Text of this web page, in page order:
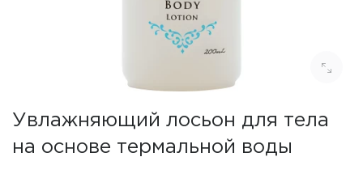
Увлажняющий лосьон для тела
на основе термальной воды